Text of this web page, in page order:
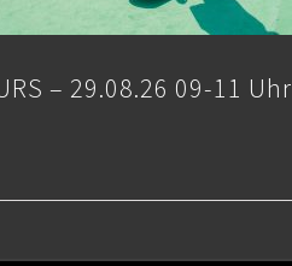
– 29.08.26 09-11 Uhr